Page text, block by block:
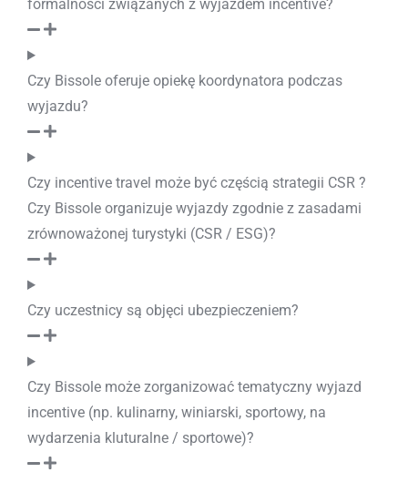
formalności związanych z wyjazdem incentive?
Czy Bissole oferuje opiekę koordynatora podczas
wyjazdu?
Czy incentive travel może być częścią strategii CSR ?
Czy Bissole organizuje wyjazdy zgodnie z zasadami
zrównoważonej turystyki (CSR / ESG)?
Czy uczestnicy są objęci ubezpieczeniem?
Czy Bissole może zorganizować tematyczny wyjazd
incentive (np. kulinarny, winiarski, sportowy, na
wydarzenia kluturalne / sportowe)?